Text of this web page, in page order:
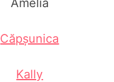
Căpșunica
Kally